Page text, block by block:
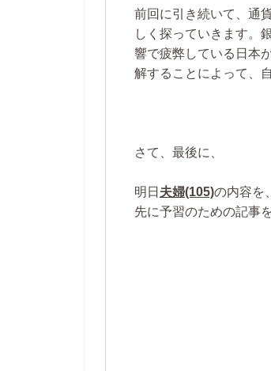
前回に引き続いて、通
しく探っていきます。
響で疲弊している日本
解することによって、
さて、最後に、
明日 夫婦(105)の内容を
先に予習のための記事